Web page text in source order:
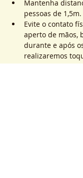
Mantenha
pessoas de 1,5m.
Evite o contato
aperto de mãos,
durante e após
realizaremos